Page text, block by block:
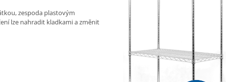
zespoda plastovým
lze nahradit kladkami a změnit